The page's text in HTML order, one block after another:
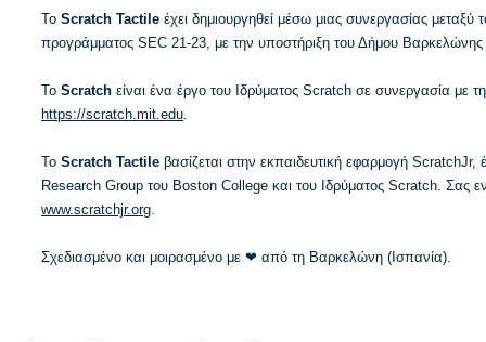
Το Scratch Tactile έχει δημιουργηθεί μέσω μιας συνεργασίας
προγράμματος SEC 21-23, με την υποστήριξη του Δήμου
Το Scratch είναι ένα έργο του Ιδρύματος Scratch σε συνεργασία με
https://scratch.mit.edu.
Το Scratch Tactile βασίζεται στην εκπαιδευτική εφαρμογή
Research Group του Boston College και του Ιδρύματος Scratch. Σας
www.scratchjr.org.
Σχεδιασμένο και μοιρασμένο με ❤ από τη Βαρκελώνη (Ισπανία).